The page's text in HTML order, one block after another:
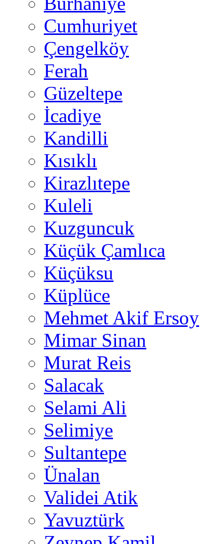
Cumhuriyet
Çengelköy
Ferah
Güzeltepe
İcadiye
Kandilli
Kısıklı
Kirazlıtepe
Kuleli
Kuzguncuk
Küçük Çamlıca
Küçüksu
Küplüce
Mehmet Akif Ersoy
Mimar Sinan
Murat Reis
Salacak
Selami Ali
Selimiye
Sultantepe
Ünalan
Validei Atik
Yavuztürk